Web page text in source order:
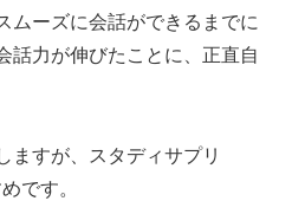
ムーズに会話ができるまでに
話力が伸びたことに、正直自
ますが、スタディサプリ
です。